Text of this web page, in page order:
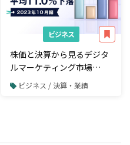
ビジネス
株価と決算から見るデジタ
ルマーケティング市場
【2023年10月編】上場デジ
タルマーケティング企業26
ビジネス / 決算・業績